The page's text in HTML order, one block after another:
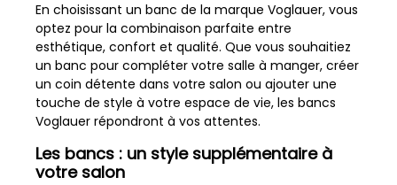
En choisissant un banc de la marque Voglauer, vous
optez pour la combinaison parfaite entre
esthétique, confort et qualité. Que vous souhaitiez
un banc pour compléter votre salle à manger, créer
un coin détente dans votre salon ou ajouter une
touche de style à votre espace de vie, les bancs
Voglauer répondront à vos attentes.
Les bancs : un style supplémentaire à
votre salon